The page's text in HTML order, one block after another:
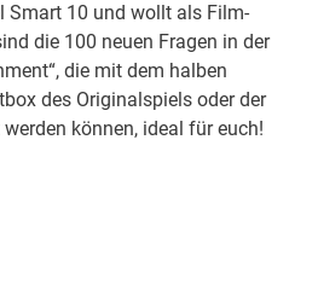
Smart 10 und wollt als Film-
die 100 neuen Fragen in der
die mit dem halben
des Originalspiels oder der
können, ideal für euch!